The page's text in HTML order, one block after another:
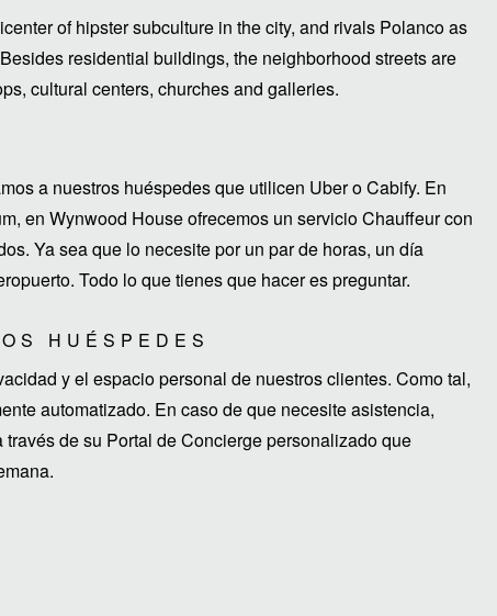
of hipster subculture in the city, and rivals Polanco as
residential buildings, the neighborhood streets are
cultural centers, churches and galleries.
a nuestros huéspedes que utilicen Uber o Cabify. En
en Wynwood House ofrecemos un servicio Chauffeur con
Ya sea que lo necesite por un par de horas, un día
Todo lo que tienes que hacer es preguntar.
HUÉSPEDES
y el espacio personal de nuestros clientes. Como tal,
automatizado. En caso de que necesite asistencia,
de su Portal de Concierge personalizado que